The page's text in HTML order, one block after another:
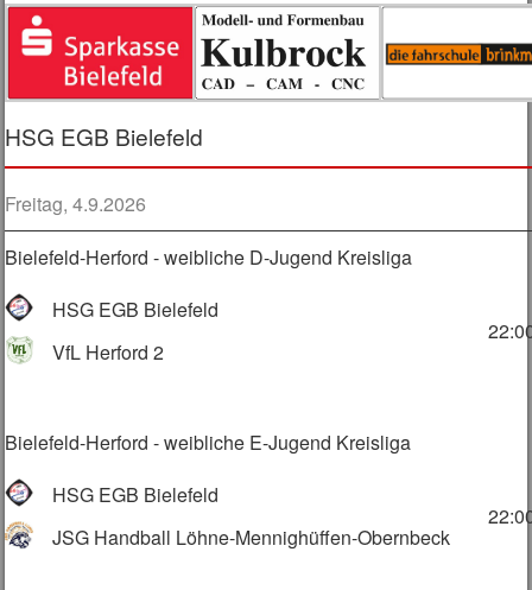
HSG EGB Bielefeld
Freitag, 4.9.2026
Bielefeld-Herford - weibliche D-Jugend Kreisliga
HSG EGB Bielefeld
VfL Herford 2
Bielefeld-Herford - weibliche E-Jugend Kreisliga
HSG EGB Bielefeld
JSG Handball Löhne-Mennighüffen-Obernbeck